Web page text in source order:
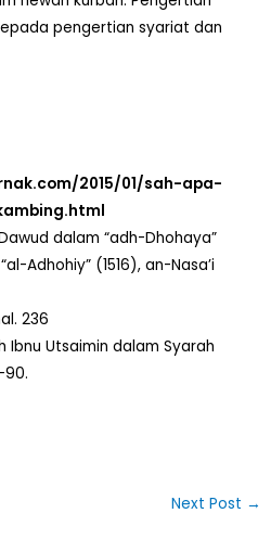
2015/01/sah-apa-
dalam “adh-Dhohaya”
Adhohiy” (1516), an-Nasa’i
236
Ibnu Utsaimin dalam Syarah
90.
Next Post →